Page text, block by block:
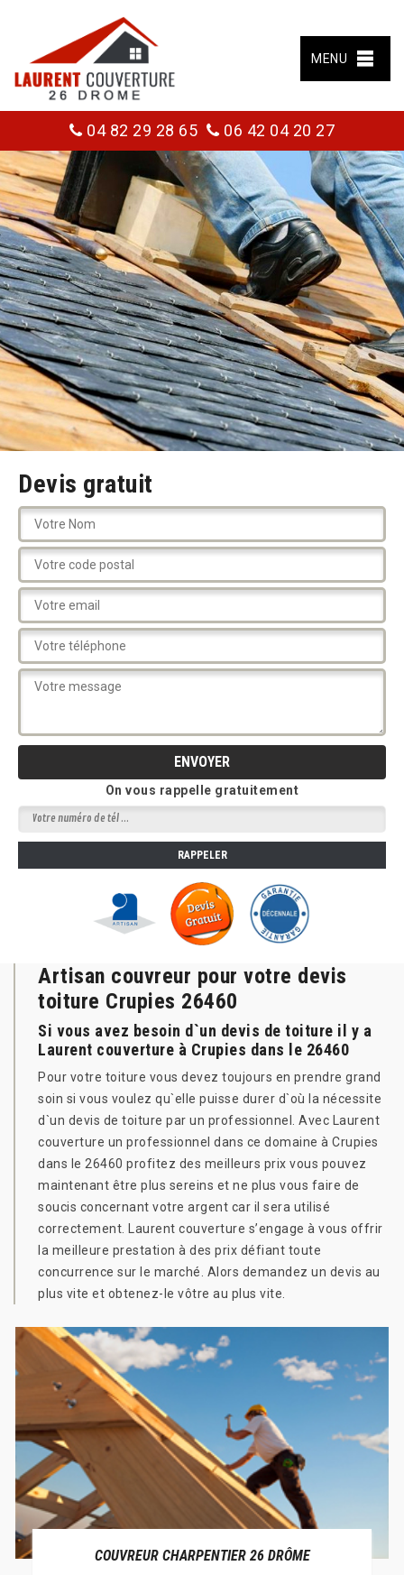
MENU
04 82 29 28 65 06 42 04 20 27
Devis gratuit
On vous rappelle gratuitement
Artisan couvreur pour votre devis
toiture Crupies 26460
Si vous avez besoin d`un devis de toiture il y a
Laurent couverture à Crupies dans le 26460
Pour votre toiture vous devez toujours en prendre grand
soin si vous voulez qu`elle puisse durer d`où la nécessite
d`un devis de toiture par un professionnel. Avec Laurent
couverture un professionnel dans ce domaine à Crupies
dans le 26460 profitez des meilleurs prix vous pouvez
maintenant être plus sereins et ne plus vous faire de
soucis concernant votre argent car il sera utilisé
correctement. Laurent couverture s’engage à vous offrir
la meilleure prestation à des prix défiant toute
concurrence sur le marché. Alors demandez un devis au
plus vite et obtenez-le vôtre au plus vite.
COUVREUR CHARPENTIER 26 DRÔME